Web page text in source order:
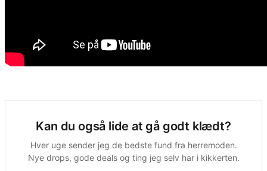
Kan du også lide at gå godt klædt?
Hver uge sender jeg de bedste fund fra herremoden.
Nye drops, gode deals og ting jeg selv har i kikkerten.